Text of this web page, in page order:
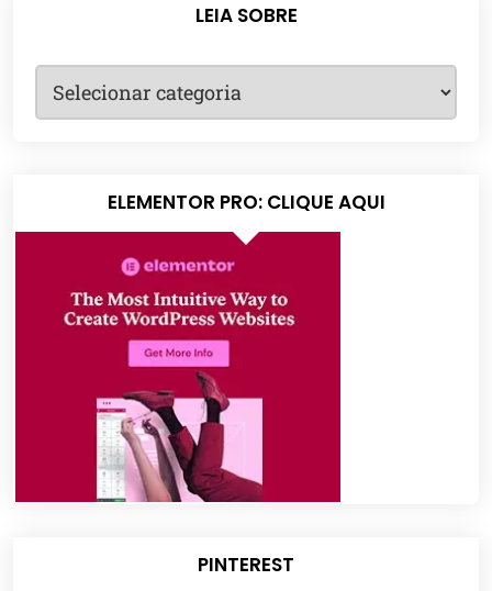
LEIA SOBRE
ELEMENTOR PRO: CLIQUE AQUI
PINTEREST